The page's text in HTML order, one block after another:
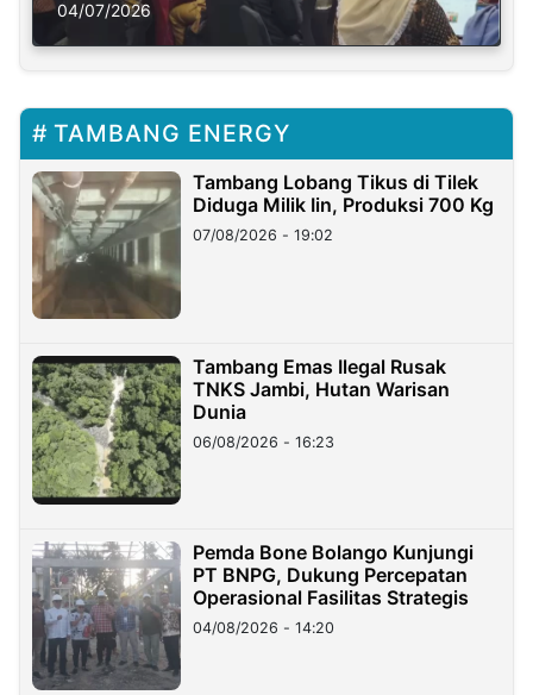
Solusi Krisis Iklim
04/07/2026
TAMBANG ENERGY
Tambang Lobang Tikus di Tilek
Diduga Milik Iin, Produksi 700 Kg
07/08/2026 - 19:02
Tambang Emas Ilegal Rusak
TNKS Jambi, Hutan Warisan
Dunia
06/08/2026 - 16:23
Pemda Bone Bolango Kunjungi
PT BNPG, Dukung Percepatan
Operasional Fasilitas Strategis
04/08/2026 - 14:20